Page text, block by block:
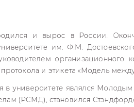
и вырос в России.
им. Ф.М.
организационного
и этикета «Модель
в университете являлся
(РСМД), становился